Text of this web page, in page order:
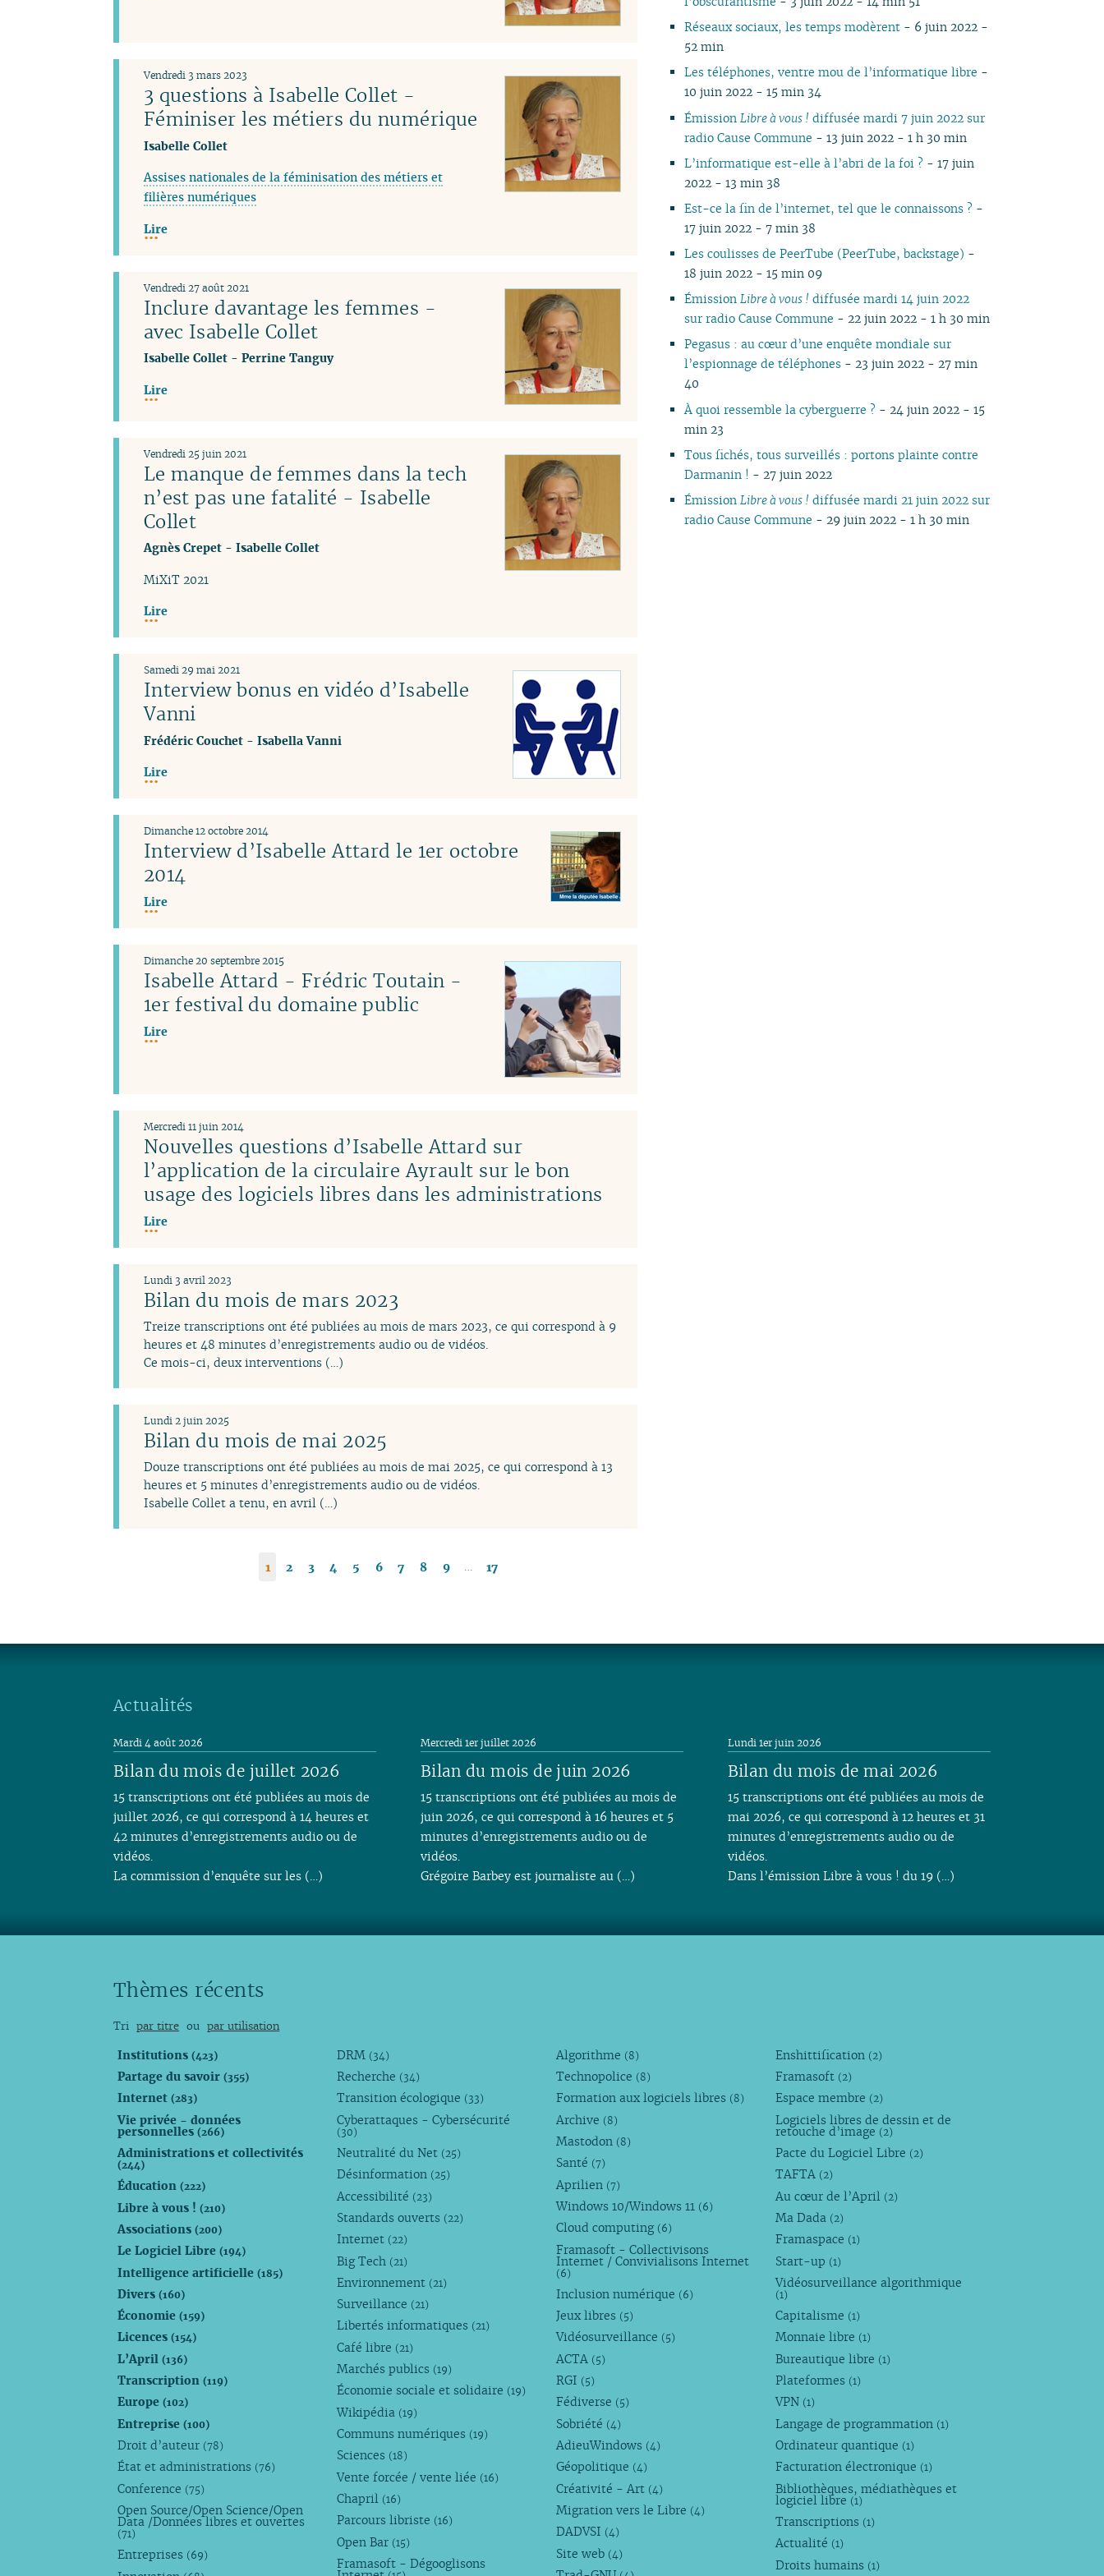
3 questions à Isabelle Collet -
Féminiser les métiers du numérique
Vendredi 3 mars 2023
Isabelle Collet
Assises nationales de la féminisation des métiers et
filières numériques
Lire
Inclure davantage les femmes -
avec Isabelle Collet
Vendredi 27 août 2021
Isabelle Collet- Perrine Tanguy
Lire
Le manque de femmes dans la tech
n’est pas une fatalité - Isabelle
Collet
Vendredi 25 juin 2021
Agnès Crepet- Isabelle Collet
MiXiT 2021
Lire
Interview bonus en vidéo d’Isabelle
Vanni
Samedi 29 mai 2021
Frédéric Couchet- Isabella Vanni
Lire
Interview d’Isabelle Attard le 1er octobre
2014
Dimanche 12 octobre 2014
Lire
Isabelle Attard - Frédric Toutain -
1er festival du domaine public
Dimanche 20 septembre 2015
Lire
Nouvelles questions d’Isabelle Attard sur
l’application de la circulaire Ayrault sur le bon
usage des logiciels libres dans les administrations
Mercredi 11 juin 2014
Lire
Bilan du mois de mars 2023
Lundi 3 avril 2023
Treize transcriptions ont été publiées au mois de mars 2023, ce qui correspond à 9
heures et 48 minutes d’enregistrements audio ou de vidéos.
Ce mois-ci, deux interventions (…)
Bilan du mois de mai 2025
Lundi 2 juin 2025
Douze transcriptions ont été publiées au mois de mai 2025, ce qui correspond à 13
heures et 5 minutes d’enregistrements audio ou de vidéos.
Isabelle Collet a tenu, en avril (…)
1 2 3 4 5 6 7 8 9 17
02
01
01
01
01
02
01
02
01
04
02
04
02
Réseaux sociaux, les temps modèrent - 6 juin 2022 -
52 min
Les téléphones, ventre mou de l’informatique libre -
10 juin 2022 - 15 min 34
Émission Libre à vous ! diffusée mardi 7 juin 2022 sur
radio Cause Commune - 13 juin 2022 - 1 h 30 min
L’informatique est-elle à l’abri de la foi ? - 17 juin
2022 - 13 min 38
Est-ce la fin de l’internet, tel que le connaissons ? -
17 juin 2022 - 7 min 38
Les coulisses de PeerTube (PeerTube, backstage) -
18 juin 2022 - 15 min 09
ÉmissionLibre à vous ! diffusée mardi 14 juin 2022
sur radio Cause Commune - 22 juin 2022 - 1 h 30 min
Pegasus : au cœur d’une enquête mondiale sur
l’espionnage de téléphones - 23 juin 2022 - 27 min
40
À quoi ressemble la cyberguerre ? - 24 juin 2022 - 15
min 23
Tous fichés, tous surveillés : portons plainte contre
Darmanin ! - 27 juin 2022
ÉmissionLibre à vous ! diffusée mardi 21 juin 2022 sur
radio Cause Commune - 29 juin 2022 - 1 h 30 min
Actualités
Bilan du mois de juillet 2026
Mardi 4 août 2026
15 transcriptions ont été publiées au mois de
juillet 2026, ce qui correspond à 14 heures et
42 minutes d’enregistrements audio ou de
vidéos.
La commission d’enquête sur les (…)
Bilan du mois de juin 2026
Mercredi 1er juillet 2026
15 transcriptions ont été publiées au mois de
juin 2026, ce qui correspond à 16 heures et 5
minutes d’enregistrements audio ou de
vidéos.
Grégoire Barbey est journaliste au (…)
Bilan du mois de mai 2026
Lundi 1er juin 2026
15 transcriptions ont été publiées au mois de
mai 2026, ce qui correspond à 12 heures et 31
minutes d’enregistrements audio ou de
vidéos.
Dans l’émission Libre à vous ! du 19 (…)
Thèmes récents
Tri par titre ou par utilisation
Institutions(423)
Partage du savoir(355)
Internet(283)
Vie privée - données
personnelles(266)
Administrations et collectivités
(244)
Éducation(222)
Libre à vous !(210)
Associations(200)
Le Logiciel Libre(194)
Intelligence artificielle(185)
Divers(160)
Économie(159)
Licences(154)
L’April(136)
Transcription(119)
Europe(102)
Entreprise(100)
Droit d’auteur (78)
État et administrations (76)
Conference (75)
Open Source/Open Science/Open
Data /Données libres et ouvertes
(71)
Entreprises (69)
DRM (34)
Recherche (34)
Transition écologique (33)
Cyberattaques - Cybersécurité
(30)
Neutralité du Net (25)
Désinformation (25)
Accessibilité (23)
Standards ouverts (22)
Internet (22)
Big Tech (21)
Environnement (21)
Surveillance (21)
Libertés informatiques (21)
Café libre (21)
Marchés publics (19)
Économie sociale et solidaire (19)
Wikipédia (19)
Communs numériques (19)
Sciences (18)
Vente forcée / vente liée (16)
Chapril (16)
Parcours libriste (16)
Open Bar (15)
Framasoft - Dégooglisons
Algorithme (8)
Technopolice (8)
Formation aux logiciels libres (8)
Archive (8)
Mastodon (8)
Santé (7)
Aprilien (7)
Windows 10/Windows 11 (6)
Cloud computing (6)
Framasoft - Collectivisons
Internet / Convivialisons Internet
(6)
Inclusion numérique (6)
Jeux libres (5)
Vidéosurveillance (5)
ACTA (5)
RGI (5)
Fédiverse (5)
Sobriété (4)
AdieuWindows (4)
Géopolitique (4)
Créativité - Art (4)
Migration vers le Libre (4)
DADVSI (4)
Site web (4)
Enshittification (2)
Framasoft (2)
Espace membre (2)
Logiciels libres de dessin et de
retouche d’image (2)
Pacte du Logiciel Libre (2)
TAFTA (2)
Au cœur de l’April (2)
Ma Dada (2)
Framaspace (1)
Start-up (1)
Vidéosurveillance algorithmique
(1)
Capitalisme (1)
Monnaie libre (1)
Bureautique libre (1)
Plateformes (1)
VPN (1)
Langage de programmation (1)
Ordinateur quantique (1)
Facturation électronique (1)
Bibliothèques, médiathèques et
logiciel libre (1)
Transcriptions (1)
Actualité (1)
Droits humains (1)